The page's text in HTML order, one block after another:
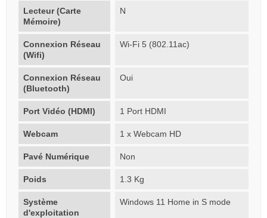
Lecteur (Carte
Mémoire)
N
Connexion Réseau
(Wifi)
Wi-Fi 5 (802.11ac)
Connexion Réseau
(Bluetooth)
Oui
Port Vidéo (HDMI) 1 Port HDMI
Webcam 1 x Webcam HD
Pavé Numérique Non
Poids 1.3 Kg
Système
d'exploitation
Windows 11 Home in S mode